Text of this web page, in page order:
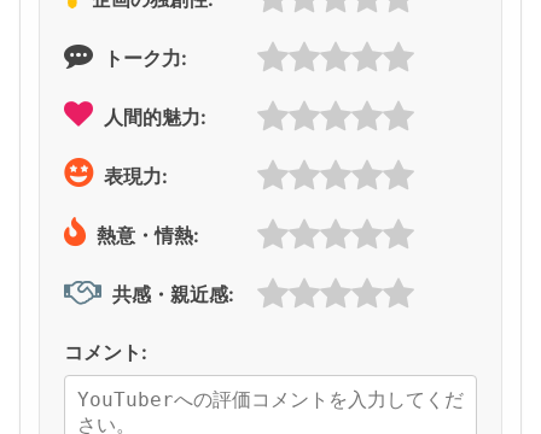
トーク力:
人間的魅力:
表現力:
熱意・情熱:
共感・親近感:
コメント: